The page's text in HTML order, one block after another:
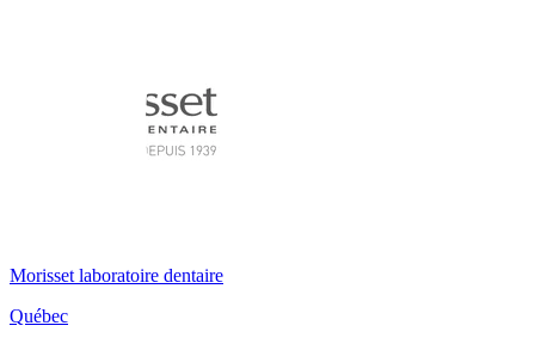
Morisset laboratoire dentaire
Québec